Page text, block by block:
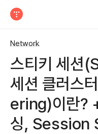
Network
스티키 세션
세션 클러스
ering)이란?
싱, Session